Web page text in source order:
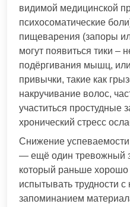
видимой медицинской
психосоматические
пищеварения (запоры
могут появиться тики –
подёргивания мышц,
привычки, такие как
накручивание волос,
участиться простудные
хронический стресс
Снижение
— ещё один тревожный
который раньше хорошо
испытывать трудности
запоминанием